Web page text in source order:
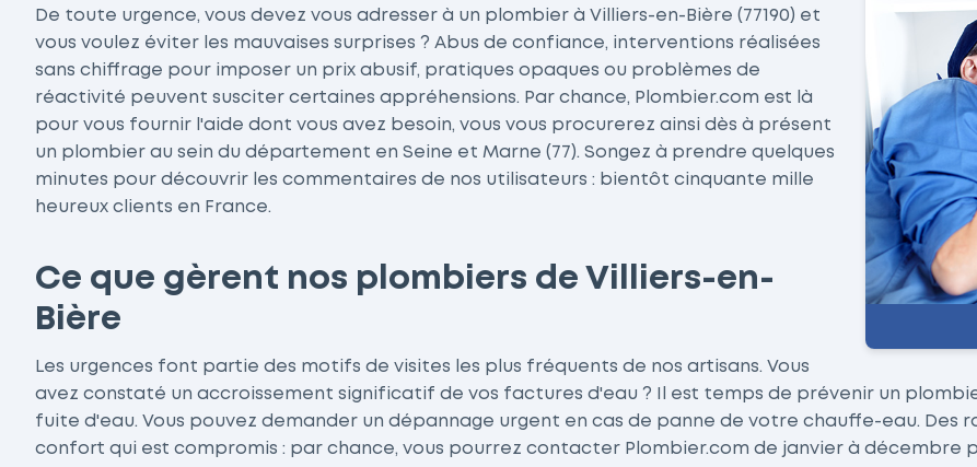
De toute urgence, vous devez vous adresser à un plombier à Villiers-en-Bière (77190) et
vous voulez éviter les mauvaises surprises ? Abus de confiance, interventions réalisées
sans chiffrage pour imposer un prix abusif, pratiques opaques ou problèmes de
réactivité peuvent susciter certaines appréhensions. Par chance, Plombier.com est là
pour vous fournir l'aide dont vous avez besoin, vous vous procurerez ainsi dès à présent
un plombier au sein du département en Seine et Marne (77). Songez à prendre quelques
minutes pour découvrir les commentaires de nos utilisateurs : bientôt cinquante mille
heureux clients en France.
Ce que gèrent nos plombiers de Villiers-en-
Bière
Les urgences font partie des motifs de visites les plus fréquents de nos artisans. Vous
avez constaté un accroissement significatif de vos factures d'eau ? Il est temps de prévenir un
fuite d'eau. Vous pouvez demander un dépannage urgent en cas de panne de votre chauffe-eau.
confort qui est compromis : par chance, vous pourrez contacter Plombier.com de janvier à décembre